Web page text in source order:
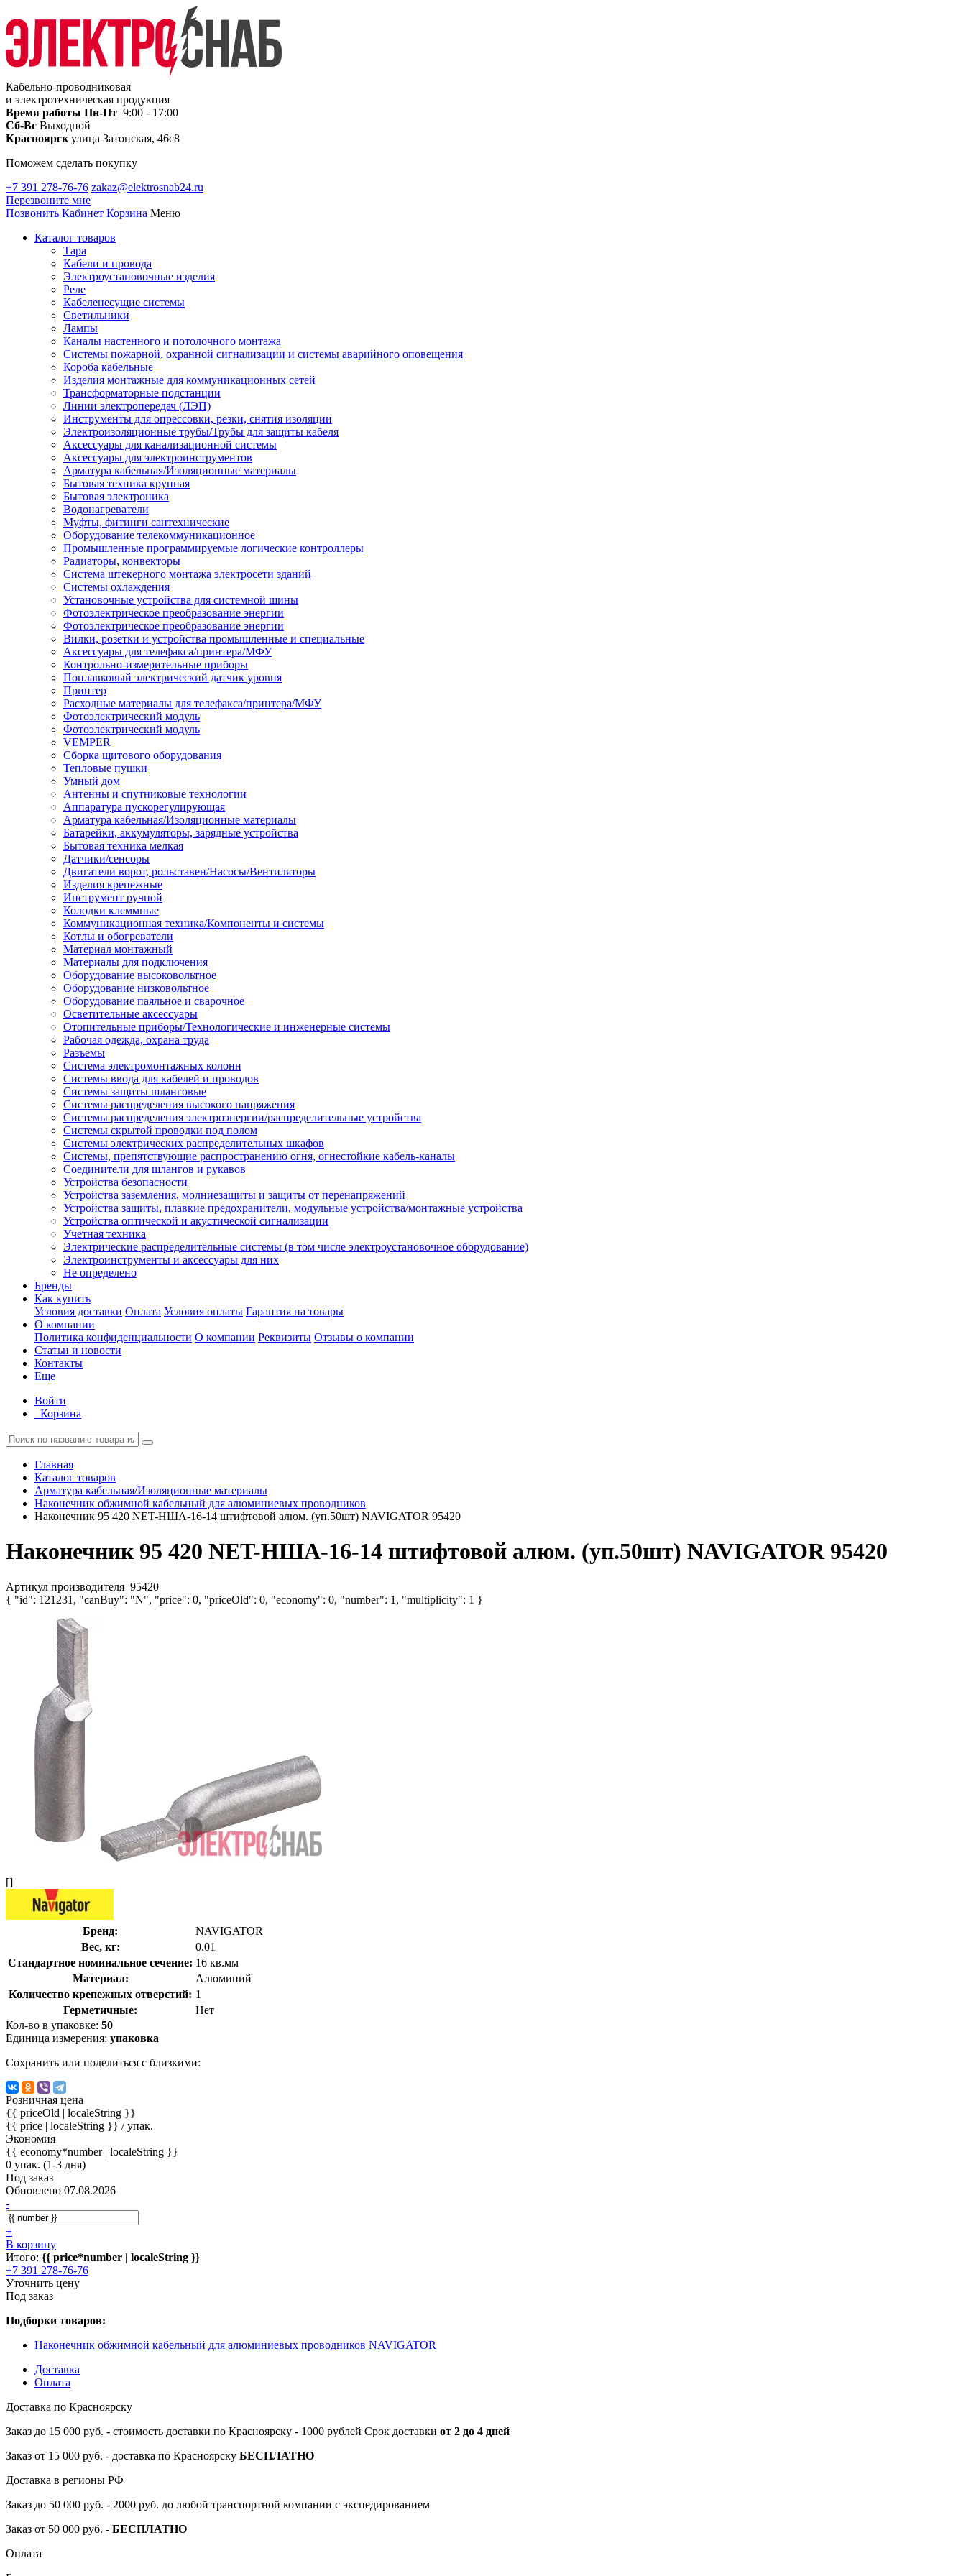
Кабельно-проводниковая
и электротехническая продукция
Время работы Пн-Пт 9:00 - 17:00
Сб-Вс Выходной
Красноярск улица Затонская, 46с8
Поможем сделать покупку
+7 391 278-76-76 zakaz@elektrosnab24.ru
Перезвоните мне
Позвонить Кабинет Корзина Меню
Каталог товаров
Тара
Кабели и провода
Электроустановочные изделия
Реле
Кабеленесущие системы
Светильники
Лампы
Каналы настенного и потолочного монтажа
Системы пожарной, охранной сигнализации и системы аварийного оповещения
Короба кабельные
Изделия монтажные для коммуникационных сетей
Трансформаторные подстанции
Линии электропередач (ЛЭП)
Инструменты для опрессовки, резки, снятия изоляции
Электроизоляционные трубы/Трубы для защиты кабеля
Аксессуары для канализационной системы
Аксессуары для электроинструментов
Арматура кабельная/Изоляционные материалы
Бытовая техника крупная
Бытовая электроника
Водонагреватели
Муфты, фитинги сантехнические
Оборудование телекоммуникационное
Промышленные программируемые логические контроллеры
Радиаторы, конвекторы
Система штекерного монтажа электросети зданий
Системы охлаждения
Установочные устройства для системной шины
Фотоэлектрическое преобразование энергии
Фотоэлектрическое преобразование энергии
Вилки, розетки и устройства промышленные и специальные
Аксессуары для телефакса/принтера/МФУ
Контрольно-измерительные приборы
Поплавковый электрический датчик уровня
Принтер
Расходные материалы для телефакса/принтера/МФУ
Фотоэлектрический модуль
Фотоэлектрический модуль
VEMPER
Сборка щитового оборудования
Тепловые пушки
Умный дом
Антенны и спутниковые технологии
Аппаратура пускорегулирующая
Арматура кабельная/Изоляционные материалы
Батарейки, аккумуляторы, зарядные устройства
Бытовая техника мелкая
Датчики/сенсоры
Двигатели ворот, рольставен/Насосы/Вентиляторы
Изделия крепежные
Инструмент ручной
Колодки клеммные
Коммуникационная техника/Компоненты и системы
Котлы и обогреватели
Материал монтажный
Материалы для подключения
Оборудование высоковольтное
Оборудование низковольтное
Оборудование паяльное и сварочное
Осветительные аксессуары
Отопительные приборы/Технологические и инженерные системы
Рабочая одежда, охрана труда
Разъемы
Система электромонтажных колонн
Системы ввода для кабелей и проводов
Системы защиты шланговые
Системы распределения высокого напряжения
Системы распределения электроэнергии/распределительные устройства
Системы скрытой проводки под полом
Системы электрических распределительных шкафов
Системы, препятствующие распространению огня, огнестойкие кабель-каналы
Соединители для шлангов и рукавов
Устройства безопасности
Устройства заземления, молниезащиты и защиты от перенапряжений
Устройства защиты, плавкие предохранители, модульные устройства/монтажные устройства
Устройства оптической и акустической сигнализации
Учетная техника
Электрические распределительные системы (в том числе электроустановочное оборудование)
Электроинструменты и аксессуары для них
Не определено
Бренды
Как купить
Условия доставки Оплата Условия оплаты Гарантия на товары
О компании
Политика конфиденциальности О компании Реквизиты Отзывы о компании
Статьи и новости
Контакты
Еще
Войти
Корзина
Главная
Каталог товаров
Арматура кабельная/Изоляционные материалы
Наконечник обжимной кабельный для алюминиевых проводников
Наконечник 95 420 NET-НША-16-14 штифтовой алюм. (уп.50шт) NAVIGATOR 95420
Наконечник 95 420 NET-НША-16-14 штифтовой алюм. (уп.50шт) NAVIGATOR 95420
Артикул производителя 95420
{ "id": 121231, "canBuy": "N", "price": 0, "priceOld": 0, "economy": 0, "number": 1, "multiplicity": 1 }
[]
Бренд:
NAVIGATOR
Вес, кг:
0.01
Стандартное номинальное сечение: 16 кв.мм
Материал:
Алюминий
Количество крепежных отверстий: 1
Герметичные:
Нет
Кол-во в упаковке: 50
Единица измерения: упаковка
Сохранить или поделиться с близкими:
Розничная цена
{{ priceOld | localeString }}
{{ price | localeString }} / упак.
Экономия
{{ economy*number | localeString }}
0 упак. (1-3 дня)
Под заказ
Обновлено 07.08.2026
-
+
В корзину
Итого: {{ price*number | localeString }}
+7 391 278-76-76
Уточнить цену
Под заказ
Подборки товаров:
Наконечник обжимной кабельный для алюминиевых проводников NAVIGATOR
Доставка
Оплата
Доставка по Красноярску
Заказ до 15 000 руб. - стоимость доставки по Красноярску - 1000 рублей Срок доставки от 2 до 4 дней
Заказ от 15 000 руб. - доставка по Красноярску БЕСПЛАТНО
Доставка в регионы РФ
Заказ до 50 000 руб. - 2000 руб. до любой транспортной компании с экспедированием
Заказ от 50 000 руб. - БЕСПЛАТНО
Оплата